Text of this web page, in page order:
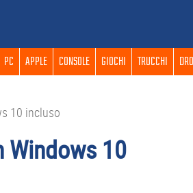
PC APPLE CONSOLE GIOCHI TRUCCHI
10 incluso
Windows 10